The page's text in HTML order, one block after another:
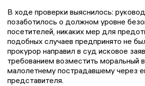
В ходе проверки выяснилось:
позаботилось о должном уровне
посетителей, никаких мер для
подобных случаев предпринято не
прокурор направил в суд исковое
требованием возместить моральный
малолетнему пострадавшему через
представителя.